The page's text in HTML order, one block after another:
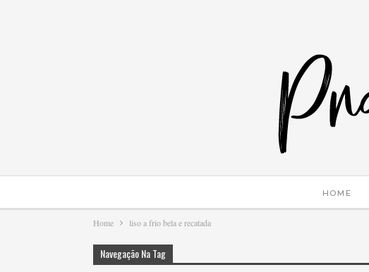
HOME
Home liso a frio bela e recatada
Navegação Na Tag